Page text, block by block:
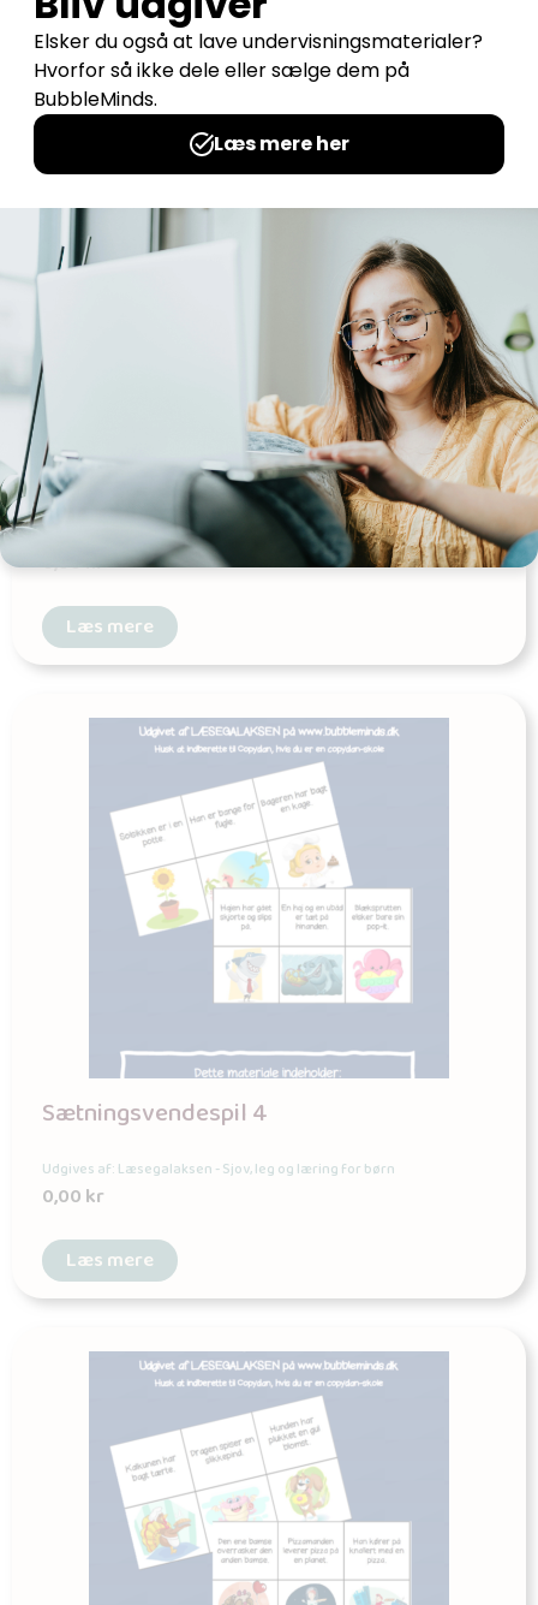
Sætningsvendespil 3
Udgives af: Læsegalaksen - Sjov, leg og læring for børn
0,00kr
Læs mere
Sætningsvendespil 4
Udgives af: Læsegalaksen - Sjov, leg og læring for børn
0,00kr
Læs mere